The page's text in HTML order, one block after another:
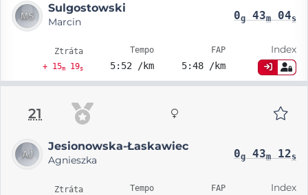
Sulgostowski
Marcin 0g43m04s
Ztráta
+ 15m19s
Tempo
5:52 /km
FAP
5:48 /km
Index
21
Jesionowska-Łaskawiec
Agnieszka 0g43m12s
Ztráta
Tempo FAP Index